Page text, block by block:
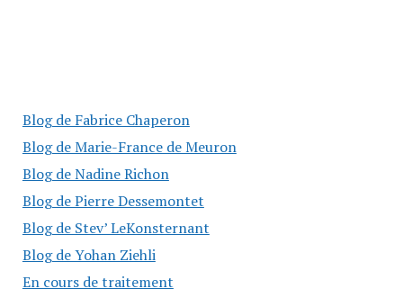
Blog de Fabrice Chaperon
Blog de Marie-France de Meuron
Blog de Nadine Richon
Blog de Pierre Dessemontet
Blog de Stev’ LeKonsternant
Blog de Yohan Ziehli
En cours de traitement